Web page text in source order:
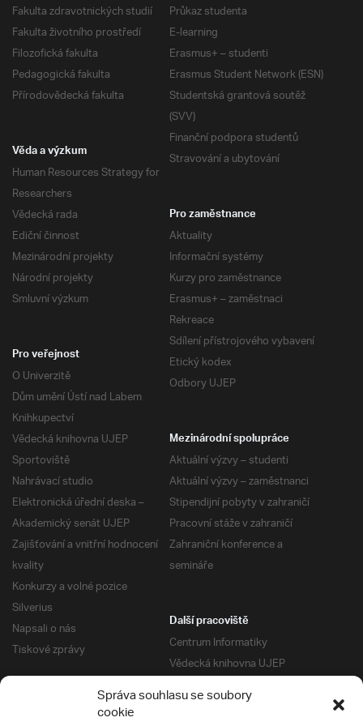
Správa souhlasu se soubory
cookie
Fakulta zdravotnických studií
Fakulta životního prostředí
Filozofická fakulta
Pedagogická fakulta
Přírodovědecká fakulta
Průkaz studenta
E-learning
Erasmus+ – studenti
Erasmus Student Network (ESN)
Studentská grantová soutěž
(SVV)
Finanční podpora studentů
Stravování a ubytování
Věda a výzkum
Human Resources Strategy for
Researchers
Vědecká rada
Ediční činnost
Mezinárodní projekty
Národní projekty
Smluvní výzkum
Pro zaměstnance
Aktuality
Informační systémy
Kurzy pro zaměstnance
Erasmus+ – zaměstnaci
Rekreace
Sdílení přístrojového vybavení
Etický kodex
Odbory UJEP
Pro veřejnost
O Univerzitě
Dům umění Ústí nad Labem
Knihkupectví
Vědecká knihovna UJEP
Sportoviště
Nahrávací studio
Elektronická úřední deska –
Akademický senát UJEP
Zajišťování a vnitřní hodnocení
kvality
Konkurzy a volné pozice
Silverius
Napsali o nás
Tiskové zprávy
Mezinárodní spolupráce
Aktuální výzvy – studenti
Aktuální výzvy – zaměstnanci
Stipendijní pobyty v zahraničí
Pracovní stáže v zahraničí
Zahraniční konference a
semináře
Další pracoviště
Centrum Informatiky
Vědecká knihovna UJEP
Správa kolejí a menz
Univerzitní centrum podpory